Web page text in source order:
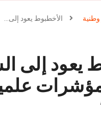
وطنية الأخطبوط يعود إلى…
يعود إلى